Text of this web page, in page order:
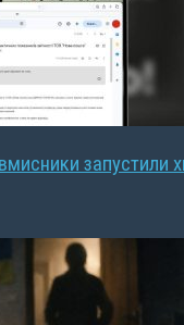
запустили